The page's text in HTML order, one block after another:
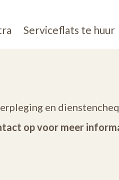
Serviceflats te huur
en
op voor meer